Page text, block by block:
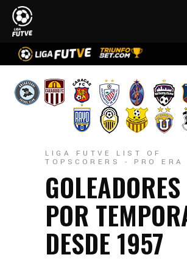
LIGA FUTVE LIST OF
TOPSCORERS - PRO ERA
GOLEADORES
POR
DESDE 1957